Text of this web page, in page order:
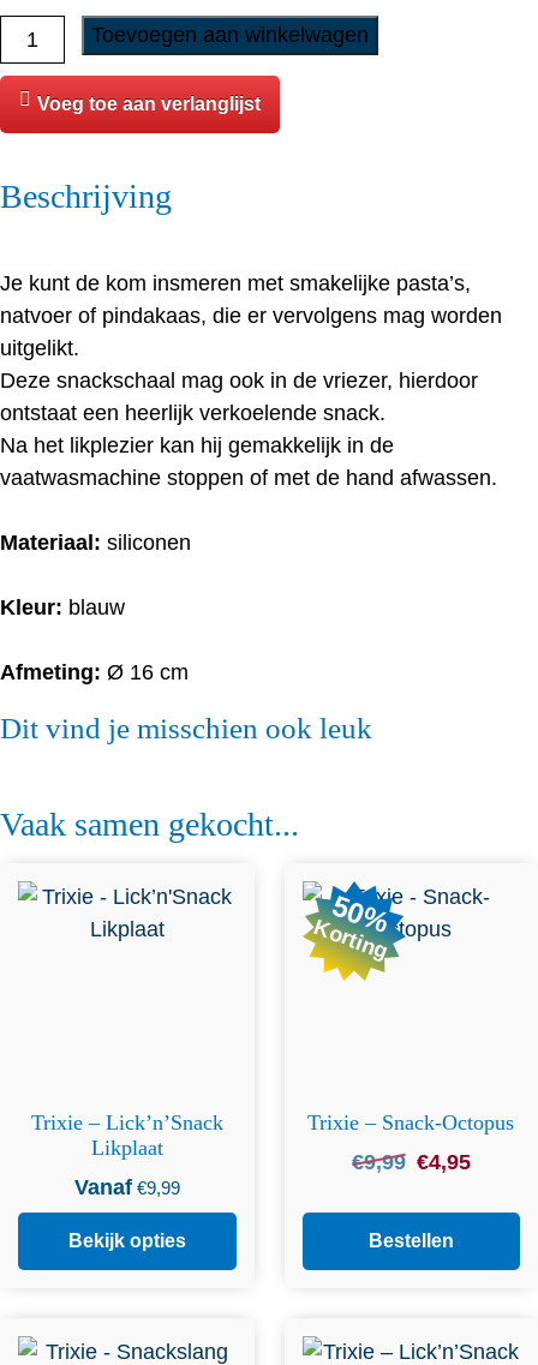
Trixie
-
Lick’n'Snack Bowl
aantal
Toevoegen aan winkelwagen
Voeg toe aan verlanglijst
Beschrijving
Je kunt de kom insmeren met smakelijke pasta’s,
natvoer of pindakaas, die er vervolgens mag worden
uitgelikt.
Deze snackschaal mag ook in de vriezer, hierdoor
ontstaat een heerlijk verkoelende snack.
Na het likplezier kan hij gemakkelijk in de
vaatwasmachine stoppen of met de hand afwassen.
Materiaal: siliconen
Kleur: blauw
Afmeting: Ø 16 cm
Dit vind je misschien ook leuk
Vaak samen gekocht...
Trixie – Lick’n’Snack
Likplaat
Vanaf €9,99
Bekijk opties
meerdere variaties. Deze
optie kan gekozen worden
50%
Korting
Trixie – Snack-Octopus
€9,99 Oorspronkelijke
was:
€9,99.
€4,95Huidige
is:
Bestellen